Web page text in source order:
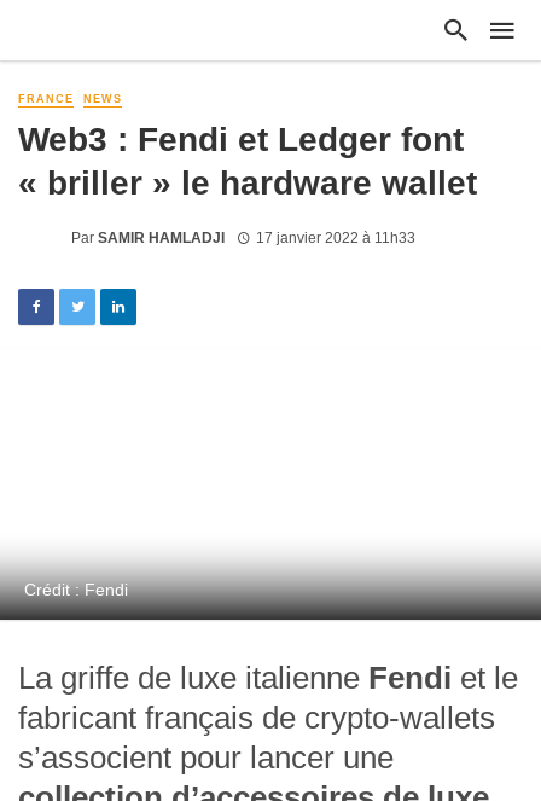
FRANCE NEWS
Web3 : Fendi et Ledger font
« briller » le hardware wallet
Par SAMIR HAMLADJI 17 janvier 2022 à 11h33
Crédit : Fendi
La griffe de luxe italienne Fendi et le
fabricant français de crypto-wallets
s’associent pour lancer une